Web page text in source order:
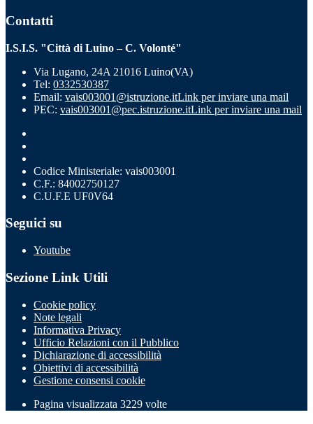
Contatti
I.S.I.S. "Città di Luino – C. Volonté"
Via Lugano, 24A 21016 Luino(VA)
Tel: 0332530387
Email: vais003001@istruzione.itLink per inviare una mail
PEC: vais003001@pec.istruzione.itLink per inviare una mail
Codice Ministeriale: vais003001
C.F.: 84002750127
C.U.F.E UF0V64
Seguici su
Youtube
Sezione Link Utili
Cookie policy
Note legali
Informativa Privacy
Ufficio Relazioni con il Pubblico
Dichiarazione di accessibilità
Obiettivi di accessibilità
Gestione consensi cookie
Pagina visualizzata 3229 volte